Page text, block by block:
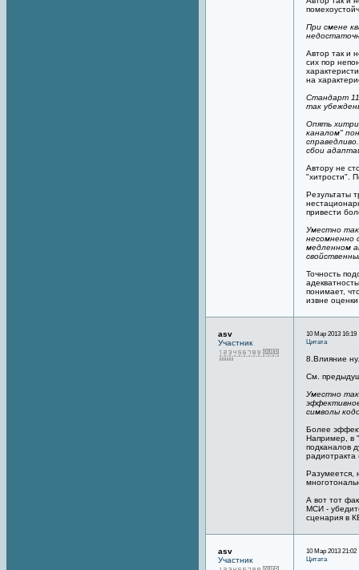
При смене
Автор так и
сих пор
на
Стандарт
так
Опять
каналом"
сбои
Автору не
"хитрости".
Результаты
привести
Уместно
несомненно
медленном
Точность
понимает,
извне
asv
Участник
10 Мар 2013 16:19
Цитата
8.Влияние
См.
Уместно
символы
Более
Например, в
подканалов
радиотракта
Разумеется,
А вот тот
МСИ -
сценария в
asv
Участник
10 Мар 2013 21:02
Цитата